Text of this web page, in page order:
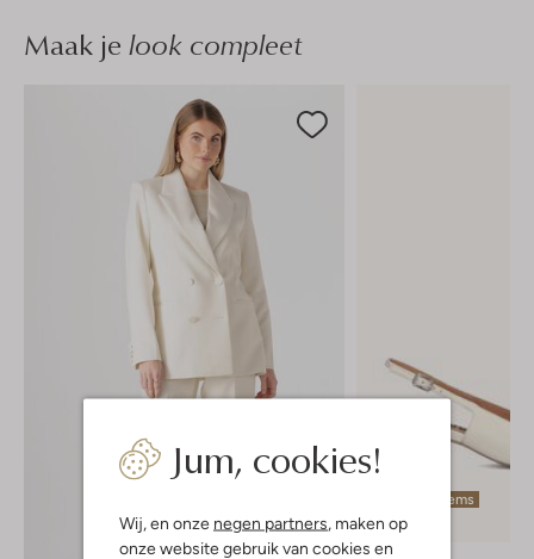
Jum, cookies!
Wij, en onze negen partners, maken op
onze website gebruik van cookies en
Maak je look compleet
Laatste items
-60%